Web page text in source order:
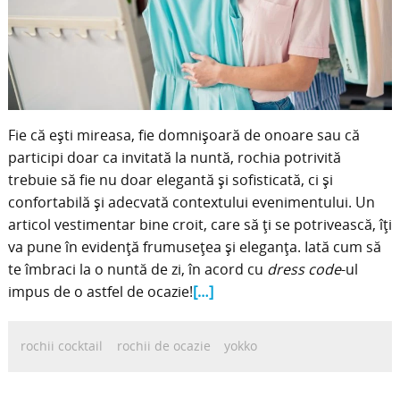
Fie că ești mireasa, fie domnișoară de onoare sau că
participi doar ca invitată la nuntă, rochia potrivită
trebuie să fie nu doar elegantă și sofisticată, ci și
confortabilă și adecvată contextului evenimentului. Un
articol vestimentar bine croit, care să ți se potrivească, îți
va pune în evidență frumusețea și eleganța. Iată cum să
te îmbraci la o nuntă de zi, în acord cu dress code-ul
impus de o astfel de ocazie![…]
rochii cocktail rochii de ocazie yokko